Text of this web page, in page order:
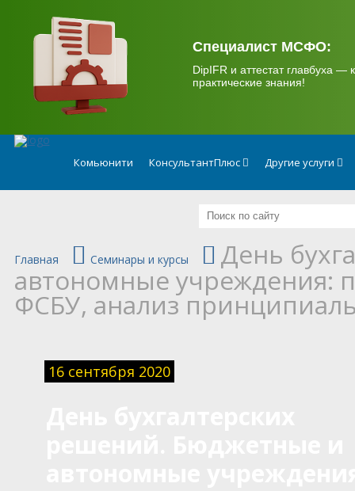
Специалист МСФО:
DipIFR и аттестат главбуха —
практические знания!
Комьюнити КонсультантПлюс Другие услуги
Главная Семинары и курсы День
автономные учреждения:
ФСБУ, анализ
16 сентября 2020